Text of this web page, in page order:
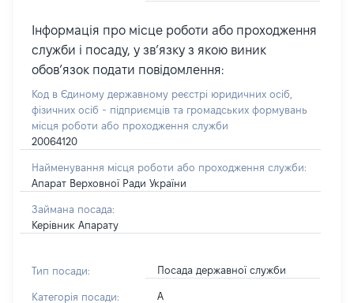
Інформація про місце роботи або проходження
служби і посаду, у зв’язку з якою виник
обов’язок подати повідомлення:
Код в Єдиному державному реєстрі юридичних осіб,
фізичних осіб - підприємців та громадських формувань
місця роботи або проходження служби
20064120
Найменування місця роботи або проходження служби:
Апарат Верховної Ради України
Займана посада:
Керівник Апарату
Тип посади: Посада державної служби
Категорія посади: А